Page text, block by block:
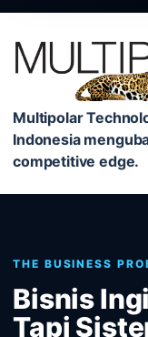
Multipolar
Indonesia
competitive edge.
THE BUSINESS
Bisnis
Tapi